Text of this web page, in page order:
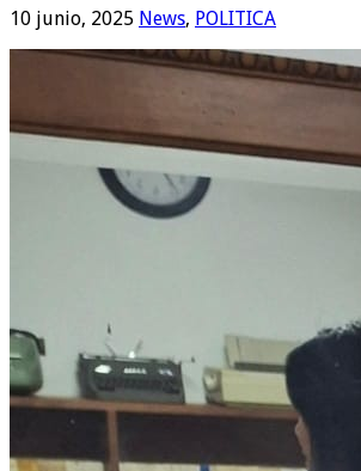
10 junio, 2025 News, POLITICA